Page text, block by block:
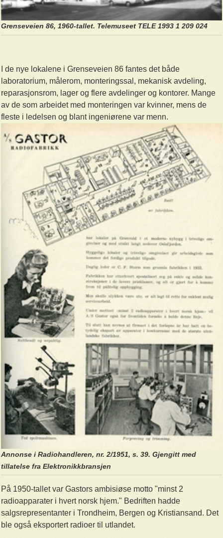
Grenseveien 86, 1960-tallet. Telemuseet TELE 1993 1 209 024
I de nye lokalene i Grenseveien 86 fantes det både
laboratorium, målerom, monteringssal, mekanisk avdeling,
reparasjonsrom, lager og flere avdelinger og kontorer. Mange
av de som arbeidet med monteringen var kvinner, mens de
fleste i ledelsen og blant ingeniørene var menn.
Annonse i Radiohandleren, nr. 2/1951, s. 39. Gjengitt med
tillatelse fra Elektronikkbransjen
På 1950-tallet var Gastors ambisiøse motto "minst 2
radioapparater i hvert norsk hjem." Bedriften hadde
salgsrepresentanter i Trondheim, Bergen og Kristiansand. Det
ble også eksportert radioer til utlandet.